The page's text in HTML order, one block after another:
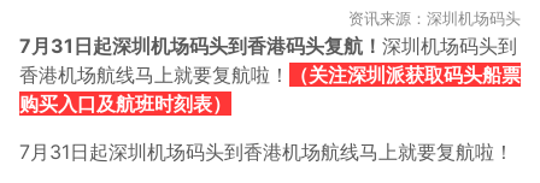
资讯来源：深圳机场码头
7月31日起深圳机场码头到香港码头复航！ 深圳机场码头到
香港机场航线马上就要复航啦！
（关注深圳派获取码头船票
购买入口及航班时刻表）
7月31日起深圳机场码头到香港机场航线马上就要复航啦！